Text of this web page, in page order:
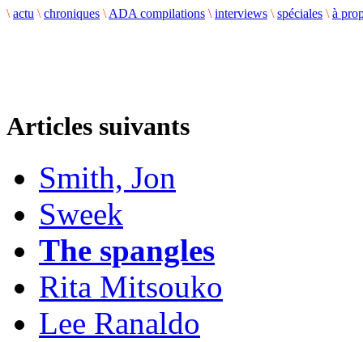
\ actu \ chroniques \ ADA compilations \ interviews \ spéciales \ à
Articles suivants
Smith, Jon
Sweek
The spangles
Rita Mitsouko
Lee Ranaldo